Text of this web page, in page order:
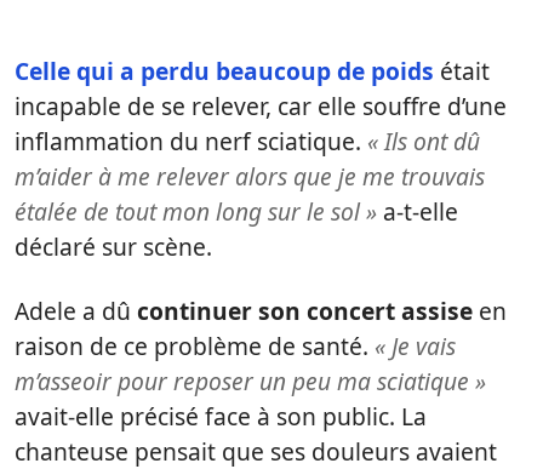
Celle qui a perdu beaucoup de poids était
incapable de se relever, car elle souffre d’une
inflammation du nerf sciatique. « Ils ont dû
m’aider à me relever alors que je me trouvais
étalée de tout mon long sur le sol » a-t-elle
déclaré sur scène.
Adele a dû continuer son concert assise en
raison de ce problème de santé. « Je vais
m’asseoir pour reposer un peu ma sciatique »
avait-elle précisé face à son public. La
chanteuse pensait que ses douleurs avaient